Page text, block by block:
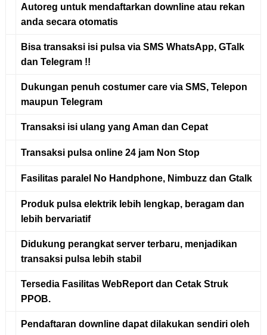
Autoreg untuk mendaftarkan downline atau rekan
anda secara otomatis
Bisa transaksi isi pulsa viaSMS WhatsApp, GTalk
dan Telegram !!
Dukungan penuh costumer care viaSMS, Telepon
maupun Telegram
Transaksi isi ulang yangAman danCepat
Transaksi pulsa online24 jam Non Stop
Fasilitas paralel No Handphone, Nimbuzz dan Gtalk
Produk pulsa elektrik lebih lengkap, beragam dan
lebih bervariatif
Didukung perangkat server terbaru, menjadikan
transaksi pulsa lebih stabil
Tersedia FasilitasWebReport dan Cetak Struk
PPOB.
Pendaftaran downline dapat dilakukan sendiri oleh